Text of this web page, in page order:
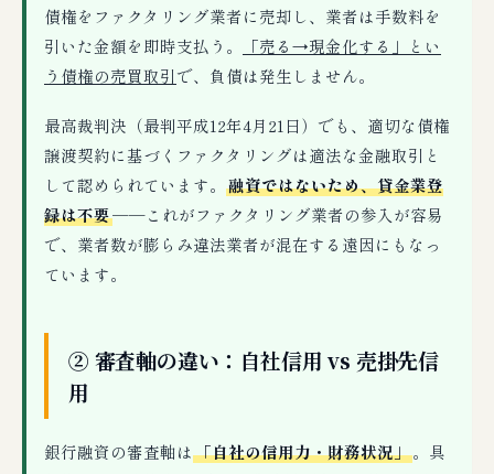
債権をファクタリング業者に売却し、業者は手数料を
引いた金額を即時支払う。
「売る→現金化する」とい
う債権の売買取引で、負債は発生しません。
最高裁判決（最判平成12年4月21日）でも、適切な債権
譲渡契約に基づくファクタリングは適法な金融取引と
して認められています。 融資ではないため、貸金業登
録は不要──これがファクタリング業者の参入が容易
で、業者数が膨らみ違法業者が混在する遠因にもなっ
ています。
② 審査軸の違い：自社信用 vs 売掛先信
用
銀行融資の審査軸は「自社の信用力・財務状況」。具